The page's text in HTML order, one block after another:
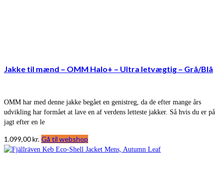
Jakke til mænd – OMM Halo+ – Ultra letvægtig – Grå/Blå
OMM har med denne jakke begået en genistreg, da de efter mange års
udvikling har formået at lave en af verdens letteste jakker. Så hvis du er på
jagt efter en le
1.099,00kr. Gå til webshop